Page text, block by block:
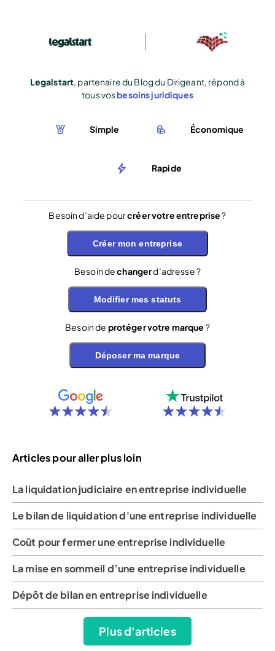
Legalstart, partenaire du Blog du Dirigeant, répond à
tous vosbesoins juridiques
Simple Économique
Rapide
Besoin d’aide pourcréer votre entreprise?
Créer mon entreprise
Besoin dechangerd’adresse ?
Modifier mes statuts
Besoin de protéger votre marque ?
Déposer ma marque
Articles pour aller plus loin
La liquidation judiciaire en entreprise individuelle
Le bilan de liquidation d'une entreprise individuelle
Coût pour fermer une entreprise individuelle
La mise en sommeil d’une entreprise individuelle
Dépôt de bilan en entreprise individuelle
Plus d'articles